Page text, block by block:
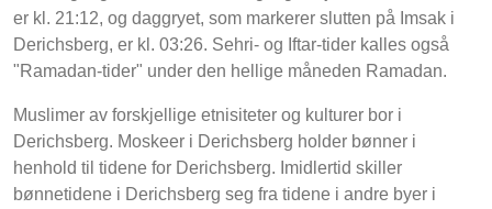
er kl. 21:12, og daggryet, som markerer slutten på Imsak i
Derichsberg, er kl. 03:26. Sehri- og Iftar-tider kalles også
"Ramadan-tider" under den hellige måneden Ramadan.
Muslimer av forskjellige etnisiteter og kulturer bor i
Derichsberg. Moskeer i Derichsberg holder bønner i
henhold til tidene for Derichsberg. Imidlertid skiller
bønnetidene i Derichsberg seg fra tidene i andre byer i